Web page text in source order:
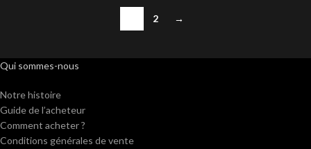
2 →
Qui sommes-nous
Notre histoire
Guide de l’acheteur
Comment acheter ?
Conditions générales de vente